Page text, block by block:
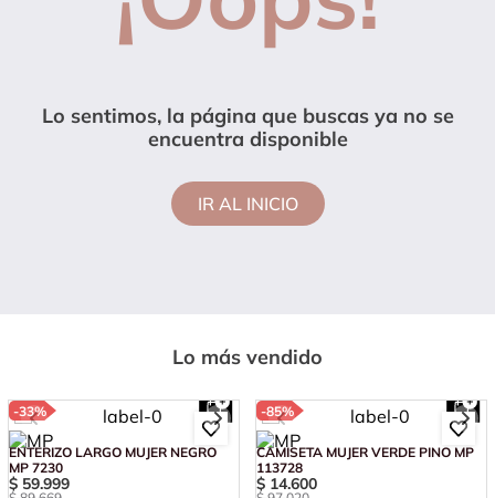
Lo sentimos, la página que buscas ya no se
encuentra disponible
IR AL INICIO
Lo más vendido
-33%
ENTERIZO LARGO MUJER NEGRO
MP 7230
$ 59.999
-85%
CAMISETA MUJER VERDE PINO MP
113728
$ 14.600